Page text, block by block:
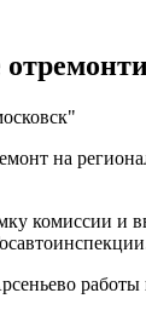
на
комиссии и
работы